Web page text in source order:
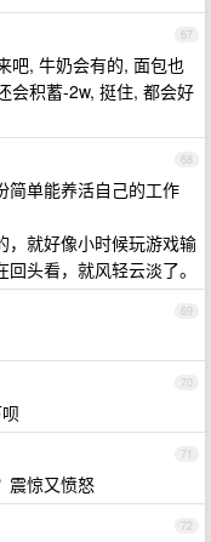
67
吧, 牛奶会有的, 面包也
会积蓄-2w, 挺住, 都会好
68
简单能养活自己的工作
，就好像小时候玩游戏输
头看，就风轻云淡了。
69
70
71
震惊又愤怒
72